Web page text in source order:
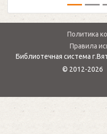
Политика
Правила
Библиотечная система
© 2012-2026